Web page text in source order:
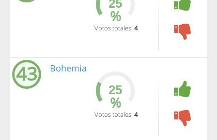
%
Votos totales: 4
43 Bohemia
%
Votos totales: 4